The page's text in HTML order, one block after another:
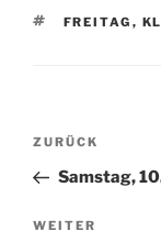
FREITAG ,
Vorheriger
Beitrag
ZURÜCK
Samstag,
Nächster
WEITER